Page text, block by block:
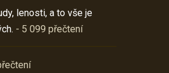
lenosti, a to vše je
- 5 099 přečtení